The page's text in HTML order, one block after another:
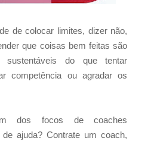
de colocar limites, dizer não,
que coisas bem feitas são
sustentáveis do que tentar
competência ou agradar os
dos focos de coaches
de ajuda? Contrate um coach,